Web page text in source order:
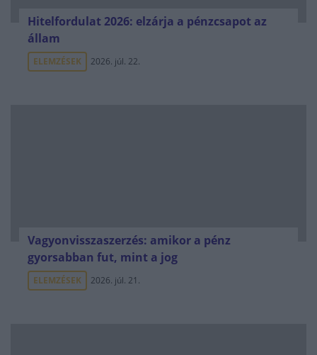
Hitelfordulat 2026: elzárja a pénzcsapot az
állam
ELEMZÉSEK 2026. júl. 22.
Vagyonvisszaszerzés: amikor a pénz
gyorsabban fut, mint a jog
ELEMZÉSEK 2026. júl. 21.